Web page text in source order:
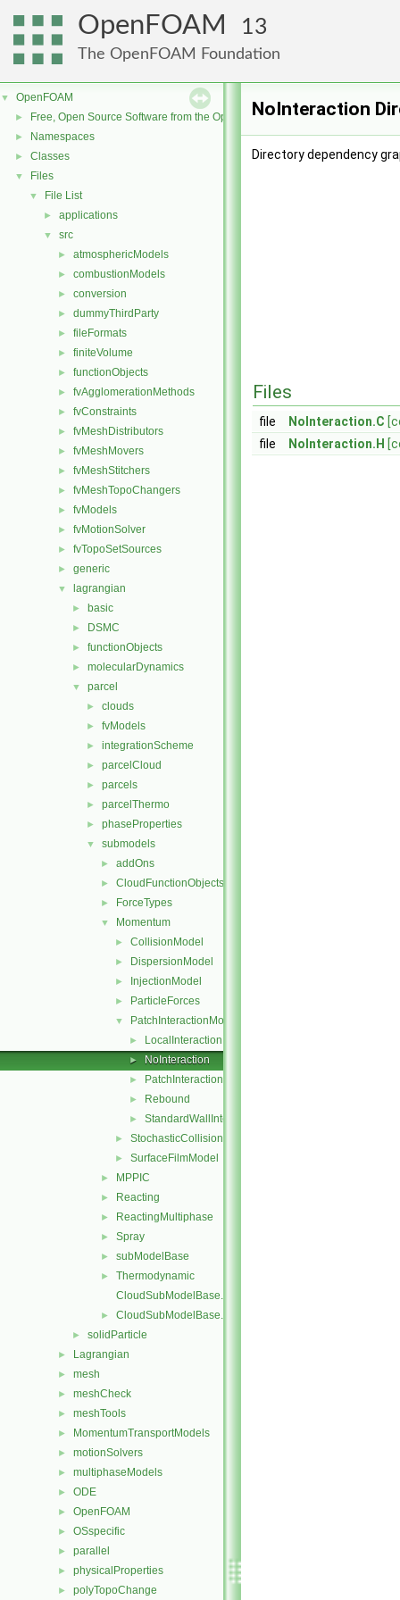
OpenFOAM 13
The OpenFOAM Foundation
▼ OpenFOAM
► Free, Open Source Software from the OpenFOAM Foundation
► Namespaces
► Classes
▼ Files
▼ File List
► applications
▼ src
► atmosphericModels
► combustionModels
► conversion
► dummyThirdParty
► fileFormats
► finiteVolume
► functionObjects
► fvAgglomerationMethods
► fvConstraints
► fvMeshDistributors
► fvMeshMovers
► fvMeshStitchers
► fvMeshTopoChangers
► fvModels
► fvMotionSolver
► fvTopoSetSources
► generic
▼ lagrangian
► basic
► DSMC
► functionObjects
► molecularDynamics
▼ parcel
► clouds
► fvModels
► integrationScheme
► parcelCloud
► parcels
► parcelThermo
► phaseProperties
▼ submodels
► addOns
► CloudFunctionObjects
► ForceTypes
▼ Momentum
► CollisionModel
► DispersionModel
► InjectionModel
► ParticleForces
▼ PatchInteractionModel
► LocalInteraction
► NoInteraction
► PatchInteractionModel
► Rebound
► StandardWallInteraction
► StochasticCollision
► SurfaceFilmModel
► MPPIC
► Reacting
► ReactingMultiphase
► Spray
► subModelBase
►
Thermodynamic
CloudSubModelBase.C
► CloudSubModelBase.H
► solidParticle
► Lagrangian
► mesh
► meshCheck
► meshTools
► MomentumTransportModels
► motionSolvers
► multiphaseModels
► ODE
► OpenFOAM
► OSspecific
► parallel
► physicalProperties
► polyTopoChange
NoInteraction
Directory dependency
Files
file NoInteraction.C
file
NoInteraction.H